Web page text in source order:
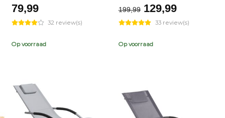
79,99
32 review(s)
Op voorraad
199,99 Original
price
was:
€199,99.
129,99Current
price
is:
33 review(s)
Op voorraad